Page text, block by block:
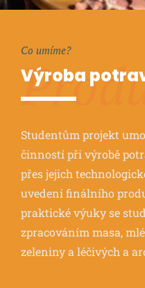
Co umíme?
Výroba
Studentům projekt
činností při výrobě
přes jejich
uvedení finálního
praktické výuky se
zpracováním masa,
zeleniny a léčivých a